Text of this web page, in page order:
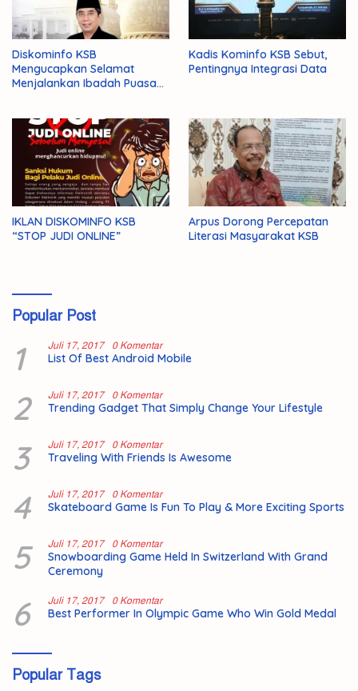
Diskominfo KSB
Mengucapkan Selamat
Menjalankan Ibadah Puasa
Kadis Kominfo KSB Sebut,
Pentingnya Integrasi Data
IKLAN DISKOMINFO KSB
“STOP JUDI ONLINE”
Arpus Dorong Percepatan
Literasi Masyarakat KSB
Popular Post
1 Juli 17, 2017 0 Komentar
List Of Best Android Mobile
2 Juli 17, 2017 0 Komentar
Trending Gadget That Simply Change Your Lifestyle
3 Juli 17, 2017 0 Komentar
Traveling With Friends Is Awesome
4 Juli 17, 2017 0 Komentar
Skateboard Game Is Fun To Play & More Exciting Sports
5 Juli 17, 2017 0 Komentar
Snowboarding Game Held In Switzerland With Grand
Ceremony
6 Juli 17, 2017 0 Komentar
Best Performer In Olympic Game Who Win Gold Medal
Popular Tags